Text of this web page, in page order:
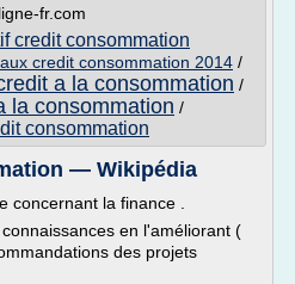
fr.com
credit consommation
credit consommation 2014 /
a la consommation /
la consommation /
consommation
— Wikipédia
concernant la finance .
en l'améliorant (
des projets